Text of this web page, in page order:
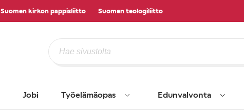
Suomen kirkon pappisliitto Suomen teologiliitto
Jobi Työelämäopas Edunvalvonta